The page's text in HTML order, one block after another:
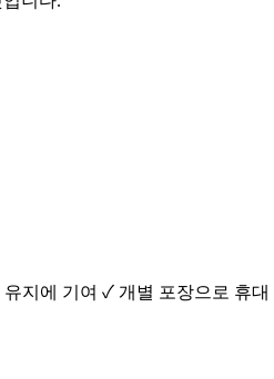
지에 기여 ✓ 개별 포장으로 휴